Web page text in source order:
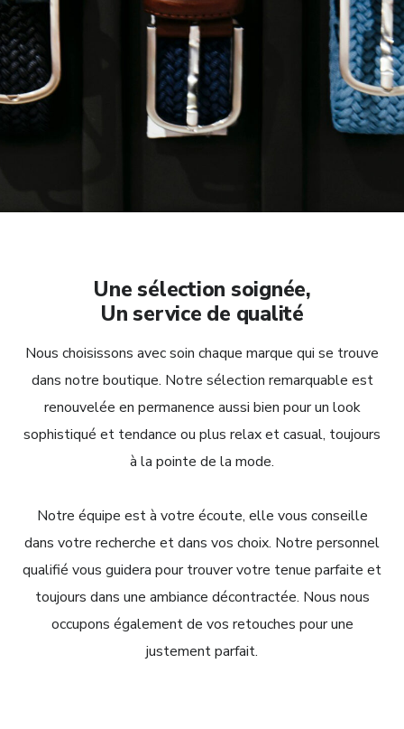
Une sélection soignée,
Un service de qualité
Nous choisissons avec soin chaque marque qui se trouve
dans notre boutique. Notre sélection remarquable est
renouvelée en permanence aussi bien pour un look
sophistiqué et tendance ou plus relax et casual, toujours
à la pointe de la mode.
Notre équipe est à votre écoute, elle vous conseille
dans votre recherche et dans vos choix. Notre personnel
qualifié vous guidera pour trouver votre tenue parfaite et
toujours dans une ambiance décontractée. Nous nous
occupons également de vos retouches pour une
justement parfait.